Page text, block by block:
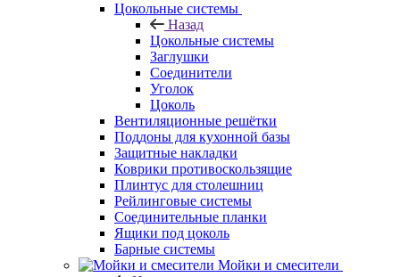
Цокольные системы
Назад
Цокольные системы
Заглушки
Соединители
Уголок
Цоколь
Вентиляционные решётки
Поддоны для кухонной базы
Защитные накладки
Коврики противоскользящие
Плинтус для столешниц
Рейлинговые системы
Соединительные планки
Ящики под цоколь
Барные системы
Мойки и смесители